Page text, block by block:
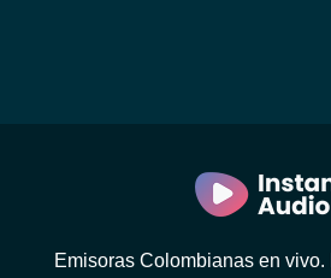
Emisoras Colombianas en